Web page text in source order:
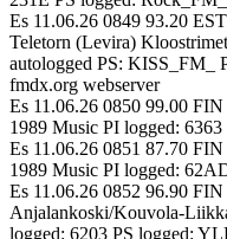
Es 11.06.26 0849 93.20
Teletorn (Levira)
autologged PS: KISS_FM_
fmdx.org webserver
Es 11.06.26 0850 99.00
1989 Music PI logged: 6363
Es 11.06.26 0851 87.70
1989 Music PI logged:
Es 11.06.26 0852 96.90
Anjalankoski/Kouvola-
logged: 6203 PS logged: